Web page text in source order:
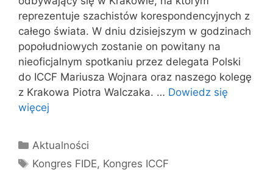
reprezentuje szachistów korespondencyjnych z
całego świata. W dniu dzisiejszym w godzinach
popołudniowych zostanie on powitany na
nieoficjalnym spotkaniu przez delegata Polski
do ICCF Mariusza Wojnara oraz naszego kolegę
z Krakowa Piotra Walczaka. … Dowiedz się
więcej
Kategorie
Aktualności
Tagi
Kongres FIDE, Kongres ICCF